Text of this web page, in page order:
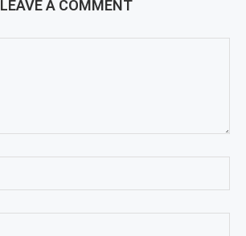
LEAVE A COMMENT